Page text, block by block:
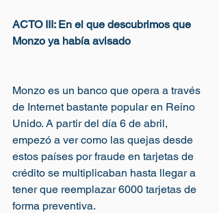
ACTO III: En el que descubrimos que
Monzo ya había avisado
Monzo es un banco que opera a través
de Internet bastante popular en Reino
Unido. A partir del día 6 de abril,
empezó a ver como las quejas desde
estos países por fraude en tarjetas de
crédito se multiplicaban hasta llegar a
tener que reemplazar 6000 tarjetas de
forma preventiva.